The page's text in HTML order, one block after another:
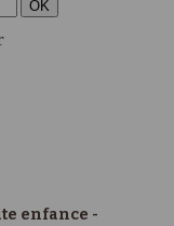
enfance -